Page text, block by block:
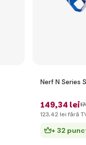
Nerf N Series
149,34 lei
123,42 lei fără
+ 32